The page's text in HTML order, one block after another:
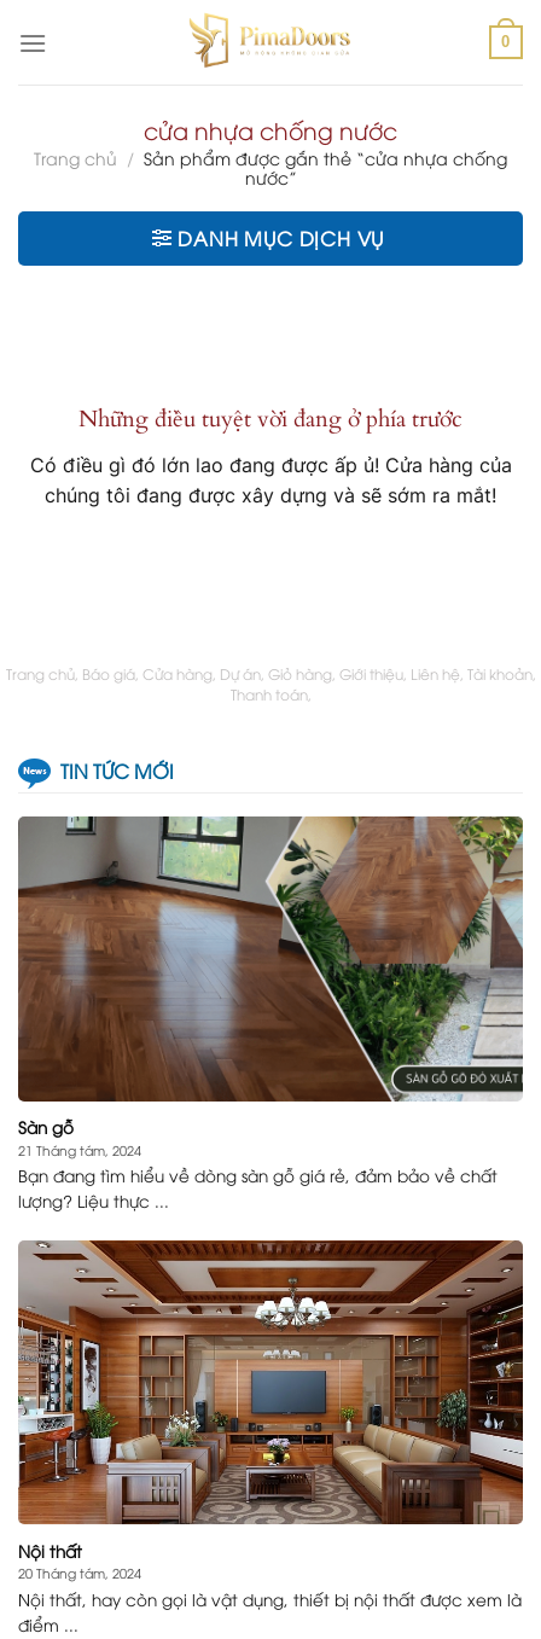
đến
0
cửa nhựa chống nước
Trang chủ / Sản phẩm được gắn thẻ “cửa nhựa chống
nước”
DANH MỤC DỊCH VỤ
Những điều tuyệt vời đang ở phía trước
Có điều gì đó lớn lao đang được ấp ủ! Cửa hàng của
chúng tôi đang được xây dựng và sẽ sớm ra mắt!
Trang chủ Báo giá Cửa hàng Dự án Giỏ hàng Giới thiệu Liên hệ Tài khoản
Thanh toán
TIN TỨC MỚI
Sàn gỗ
21 Tháng tám, 2024
Bạn đang tìm hiểu về dòng sàn gỗ giá rẻ, đảm bảo về chất
lượng? Liệu thực ...
Nội thất
20 Tháng tám, 2024
Nội thất, hay còn gọi là vật dụng, thiết bị nội thất được xem là
điểm ...